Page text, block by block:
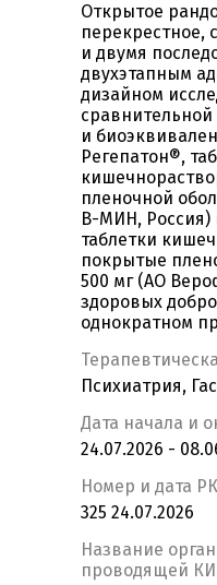
Открытое
перекрестное,
и двумя
двухэтапным
дизайном
и
Регепатон®,
пленочной
В-МИН, Россия)
таблетки
покрытые
500 мг (АО
здоровых
однократном
Психиатрия,
Дата начала и
24.07.2026 -
Номер и дата
325 24.07.2026
Название
проводящей КИ